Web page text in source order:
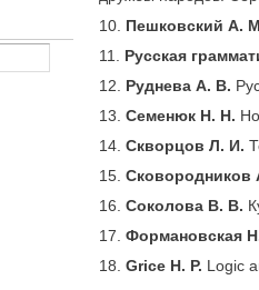
10. Пешковский А. М
11. Русская
12. Руднева А. В.
13. Семенюк Н. Н.
14. Скворцов Л. И.
15. Сковородников
16. Соколова В. В.
17. Формановская
18. Grice H. P. Logic